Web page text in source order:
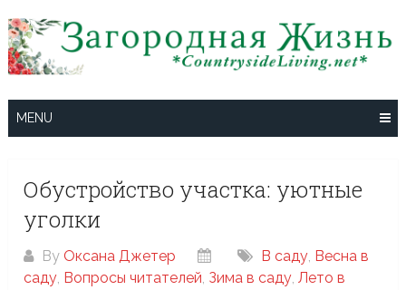
to
content
MENU
Обустройство участка: уютные
уголки
By Оксана Джетер В саду, Весна в
саду, Вопросы читателей, Зима в саду,Лето в